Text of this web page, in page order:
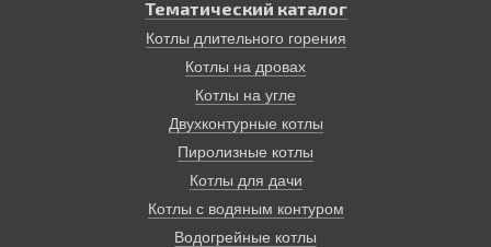
надежные системы безопасности. Время от закладки
до другой может занимать до 12 часов.
Отопление дома, основанное на твердотопливном
котле, экологически безопасно, просто и надежно.
Тематический каталог
Котлы длительного горения
Котлы на дровах
Котлы на угле
Двухконтурные котлы
Пиролизные котлы
Котлы для дачи
Котлы с водяным контуром
Водогрейные котлы